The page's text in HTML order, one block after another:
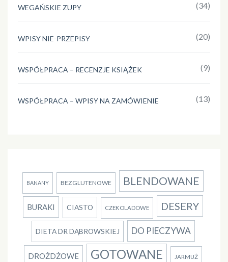
WEGAŃSKIE ZUPY (34)
WPISY NIE-PRZEPISY (20)
WSPÓŁPRACA – RECENZJE KSIĄŻEK (9)
WSPÓŁPRACA – WPISY NA ZAMÓWIENIE (13)
BANANY BEZGLUTENOWE BLENDOWANE
BURAKI CIASTO CZEKOLADOWE DESERY
DIETA DR DĄBROWSKIEJ DO PIECZYWA
DROŻDŻOWE GOTOWANE JARMUŻ